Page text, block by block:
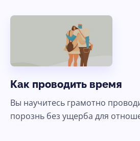
Как проводить время
Вы научитесь грамотно
порознь без ущерба для